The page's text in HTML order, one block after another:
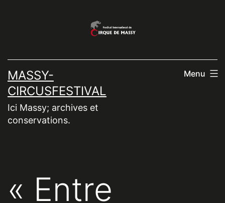
MASSY-
CIRCUSFESTIVAL
Ici Massy; archives et
conservations.
Menu
« Entre